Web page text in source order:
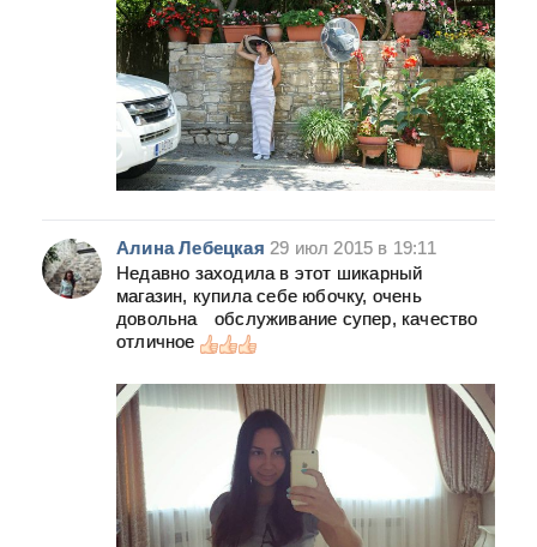
Алина Лебецкая 29 июл 2015 в 19:11
Недавно заходила в этот шикарный
магазин, купила себе юбочку, очень
довольна
обслуживание супер, качество
отличное